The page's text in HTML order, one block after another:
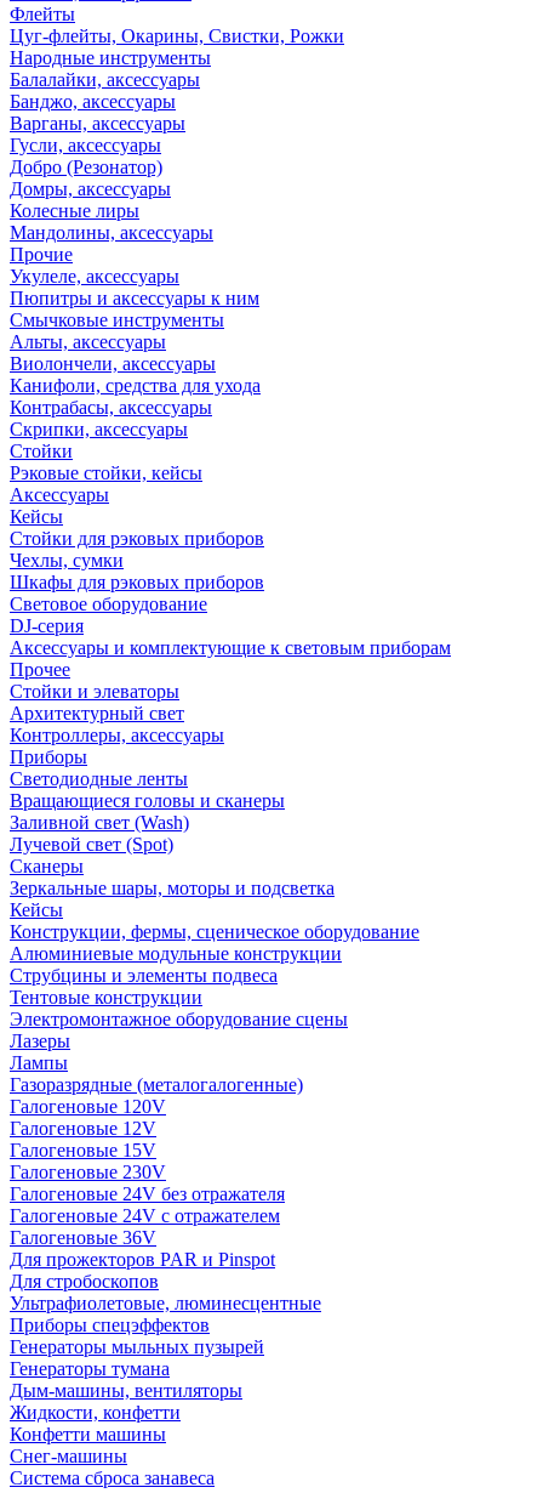
Флейты
Цуг-флейты, Окарины, Свистки, Рожки
Народные инструменты
Балалайки, аксессуары
Банджо, аксессуары
Варганы, аксессуары
Гусли, аксессуары
Добро (Резонатор)
Домры, аксессуары
Колесные лиры
Мандолины, аксессуары
Прочие
Укулеле, аксессуары
Пюпитры и аксессуары к ним
Смычковые инструменты
Альты, аксессуары
Виолончели, аксессуары
Канифоли, средства для ухода
Контрабасы, аксессуары
Скрипки, аксессуары
Стойки
Рэковые стойки, кейсы
Аксессуары
Кейсы
Стойки для рэковых приборов
Чехлы, сумки
Шкафы для рэковых приборов
Световое оборудование
DJ-серия
Аксессуары и комплектующие к световым приборам
Прочее
Стойки и элеваторы
Архитектурный свет
Контроллеры, аксессуары
Приборы
Светодиодные ленты
Вращающиеся головы и сканеры
Заливной свет (Wash)
Лучевой свет (Spot)
Сканеры
Зеркальные шары, моторы и подсветка
Кейсы
Конструкции, фермы, сценическое оборудование
Алюминиевые модульные конструкции
Струбцины и элементы подвеса
Тентовые конструкции
Электромонтажное оборудование сцены
Лазеры
Лампы
Газоразрядные (металогалогенные)
Галогеновые 120V
Галогеновые 12V
Галогеновые 15V
Галогеновые 230V
Галогеновые 24V без отражателя
Галогеновые 24V с отражателем
Галогеновые 36V
Для прожекторов PAR и Pinspot
Для стробоскопов
Ультрафиолетовые, люминесцентные
Приборы спецэффектов
Генераторы мыльных пузырей
Генераторы тумана
Дым-машины, вентиляторы
Жидкости, конфетти
Конфетти машины
Снег-машины
Система сброса занавеса